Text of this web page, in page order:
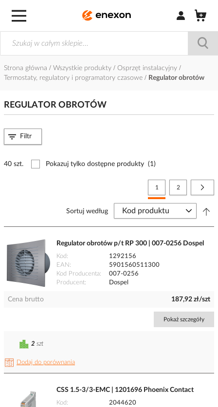
Zaloguj się /
Strona główna Wszystkie produkty
Osprzęt instalacyjny
Termostaty, regulatory i programatory czasowe
Regulator obrotów
REGULATOR OBROTÓW
40 szt. Pokazuj tylko dostępne produkty (1)
Strona
Aktualnie czytasz stronę
1 Strona
2
Sortuj według
Regulator obrotów p/t RP 300 | 007-0256 Dospel
Kod
1292156
EAN
5901560511300
Kod Producenta
007-0256
Producent
Dospel
Cena brutto 187,92 zł/szt
Pokaż szczegóły
Dodaj do porównania
2 szt
CSS 1.5-3/3-EMC | 1201696 Phoenix Contact
Kod
2044620
Filtr